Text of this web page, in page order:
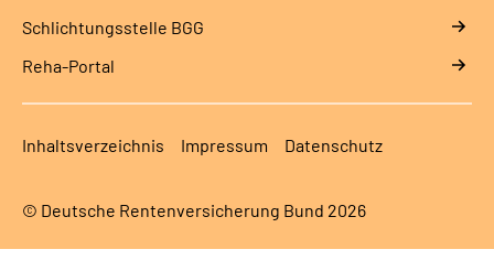
Schlich­tungs­stel­le BGG
Reha-Portal
Inhaltsverzeichnis Impressum Datenschutz
© Deutsche Rentenversicherung Bund 2026